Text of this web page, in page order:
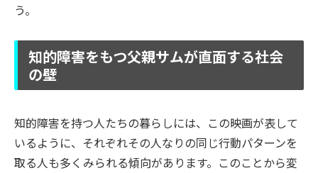
う。
知的障害をもつ父親サムが直面する社会
の壁
知的障害を持つ人たちの暮らしには、この映画が表して
いるように、それぞれその人なりの同じ行動パターンを
取る人も多くみられる傾向があります。このことから変